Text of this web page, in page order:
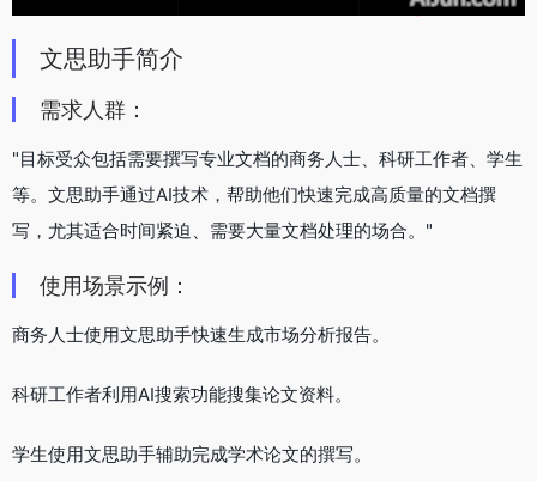
文思助手简介
需求人群：
"目标受众包括需要撰写专业文档的商务人士、科研工作者、学生
等。文思助手通过AI技术，帮助他们快速完成高质量的文档撰
写，尤其适合时间紧迫、需要大量文档处理的场合。"
使用场景示例：
商务人士使用文思助手快速生成市场分析报告。
科研工作者利用AI搜索功能搜集论文资料。
学生使用文思助手辅助完成学术论文的撰写。